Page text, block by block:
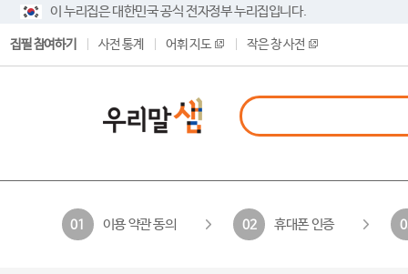
이 누리집은 대한민국 공식 전자정부 누리집입니다.
집필 참여하기 사전 통계 어휘 지도 작은 창 사전
01 이용 약관 동의 02 휴대폰 인증